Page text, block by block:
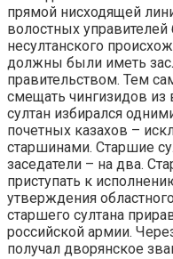
прямой нисходящей
волостных
несултанского
должны были иметь
правительством. Тем
смещать чингизидов из
султан избирался
почетных казахов –
старшинами. Старшие
заседатели – на два.
приступать к
утверждения
старшего султана
российской армии.
получал дворянское